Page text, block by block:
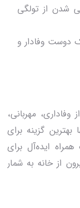
شدن از تولگی
دوست وفادار و
مهربانی،
گزینه برای
ایده‌آل برای
از خانه به شمار